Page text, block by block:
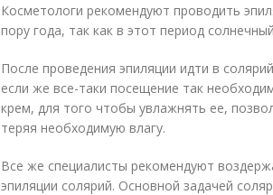
Косметологи рекомендуют проводить
пору года, так как в этот период
После проведения эпиляции идти в
если же все-таки посещение так
крем, для того чтобы увлажнять ее,
теряя необходимую влагу.
Все же специалисты рекомендуют
эпиляции солярий. Основной задачей